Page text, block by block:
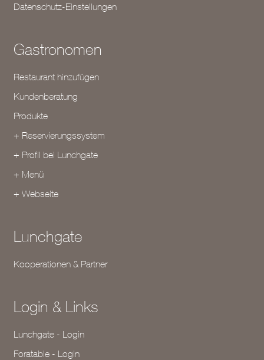
Datenschutz-Einstellungen
Gastronomen
Restaurant hinzufügen
Kundenberatung
Produkte
+ Reservierungssystem
+ Profil bei Lunchgate
+ Menü
+ Webseite
Lunchgate
Kooperationen & Partner
Login & Links
Lunchgate - Login
Foratable - Login